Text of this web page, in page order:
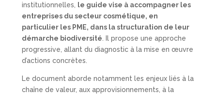
institutionnelles,
le guide vise à accompagner les
entreprises du secteur cosmétique, en
particulier les PME, dans la structuration de leur
démarche biodiversité . Il propose une approche
progressive, allant du diagnostic à la mise en œuvre
d’actions concrètes.
Le document aborde notamment les enjeux liés à la
chaîne de valeur, aux approvisionnements, à la